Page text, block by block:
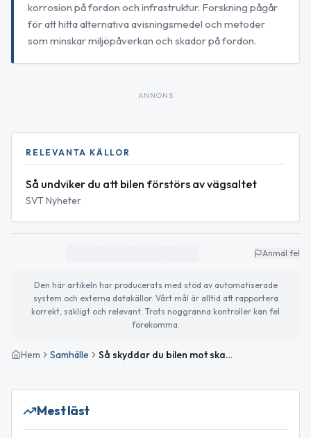
korrosion på fordon och infrastruktur. Forskning pågår
för att hitta alternativa avisningsmedel och metoder
som minskar miljöpåverkan och skador på fordon.
ANNONS
RELEVANTA KÄLLOR
Så undviker du att bilen förstörs av vägsaltet
SVT Nyheter
Anmäl fel
Den här artikeln har producerats med stöd av automatiserade
system och externa datakällor. Vårt mål är alltid att rapportera
korrekt, sakligt och relevant. Trots noggranna kontroller kan fel
förekomma.
Hem Samhälle Så skyddar du bilen mot skador från vägsalt under vintern
Mest läst